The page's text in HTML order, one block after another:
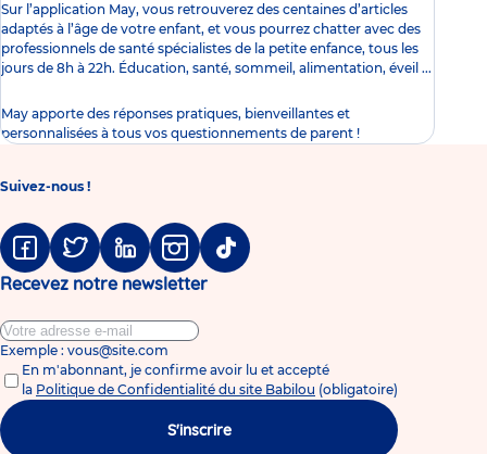
Sur l’application May, vous retrouverez des centaines d’articles
adaptés à l’âge de votre enfant, et vous pourrez chatter avec des
professionnels de santé spécialistes de la petite enfance, tous les
jours de 8h à 22h. Éducation, santé, sommeil, alimentation, éveil ...
May apporte des réponses pratiques, bienveillantes et
personnalisées à tous vos questionnements de parent !
Suivez-nous !
FacebookTwitter LinkedinInstagramTiktok
Recevez notre newsletter
Exemple : vous@site.com
En m'abonnant, je confirme avoir lu et accepté
la Politique de Confidentialité du site Babilou (obligatoire)
S'inscrire